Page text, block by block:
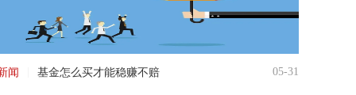
闻 基金怎么买才能稳赚不赔 05-31